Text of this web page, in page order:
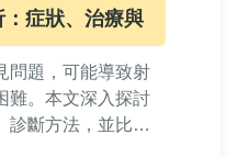
症狀、治療與
問題，可能導致射
難。本文深入探討
診斷方法，並比較